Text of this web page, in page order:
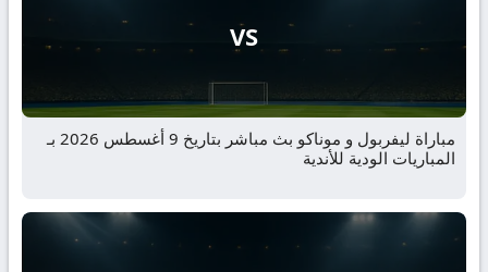
VS
مباراة ليفربول و موناكو بث مباشر بتاريخ 9 أغسطس 2026 بـ
المباريات الودية للأندية